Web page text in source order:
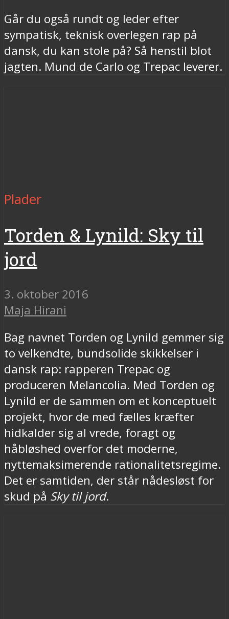
Går du også rundt og leder efter
sympatisk, teknisk overlegen rap på
dansk, du kan stole på? Så henstil blot
jagten. Mund de Carlo og Trepac leverer.
Plader
Torden & Lynild: Sky til
jord
3. oktober 2016
Maja Hirani
Bag navnet Torden og Lynild gemmer sig
to velkendte, bundsolide skikkelser i
dansk rap: rapperen Trepac og
produceren Melancolia. Med Torden og
Lynild er de sammen om et konceptuelt
projekt, hvor de med fælles kræfter
hidkalder sig al vrede, foragt og
håbløshed overfor det moderne,
nyttemaksimerende rationalitetsregime.
Det er samtiden, der står nådesløst for
skud på Sky til jord.